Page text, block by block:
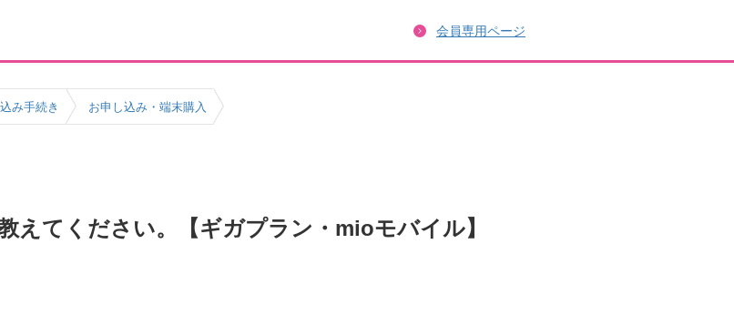
会員専用ページ
み手続き お申し込み・端末購入
えてください。【ギガプラン・mioモバイル】